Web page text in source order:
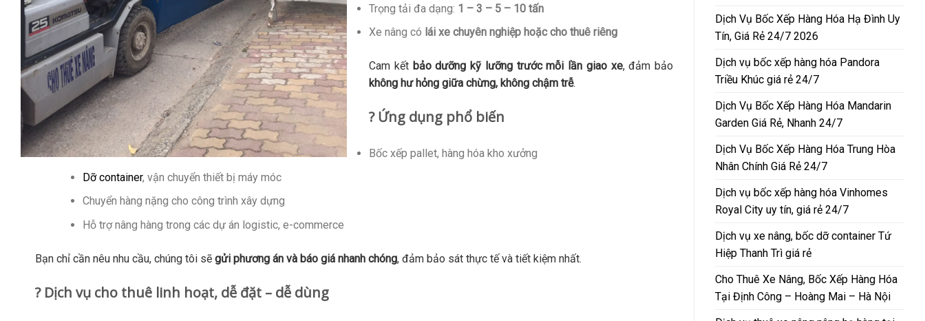
Trọng tải đa dạng: 1 – 3 – 5 – 10 tấn
Xe nâng có lái xe chuyên nghiệp hoặc cho thuê riêng
Cam kết bảo dưỡng kỹ lưỡng trước mỗi lần giao xe, đảm bảo
không hư hỏng giữa chừng, không chậm trễ.
? Ứng dụng phổ biến
Bốc xếp pallet, hàng hóa kho xưởng
Dỡ container, vận chuyển thiết bị máy móc
Chuyển hàng nặng cho công trình xây dựng
Hỗ trợ nâng hàng trong các dự án logistic, e-commerce
Bạn chỉ cần nêu nhu cầu, chúng tôi sẽ gửi phương án và báo giá nhanh chóng, đảm bảo sát thực tế và tiết kiệm nhất.
? Dịch vụ cho thuê linh hoạt, dễ đặt – dễ dùng
Dịch Vụ Bốc Xếp Hàng Hóa Hạ Đình Uy
Tín, Giá Rẻ 24/7 2026
Dịch vụ bốc xếp hàng hóa Pandora
Triều Khúc giá rẻ 24/7
Dịch Vụ Bốc Xếp Hàng Hóa Mandarin
Garden Giá Rẻ, Nhanh 24/7
Dịch Vụ Bốc Xếp Hàng Hóa Trung Hòa
Nhân Chính Giá Rẻ 24/7
Dịch vụ bốc xếp hàng hóa Vinhomes
Royal City uy tín, giá rẻ 24/7
Dịch vụ xe nâng, bốc dỡ container Tứ
Hiệp Thanh Trì giá rẻ
Cho Thuê Xe Nâng, Bốc Xếp Hàng Hóa
Tại Định Công – Hoàng Mai – Hà Nội